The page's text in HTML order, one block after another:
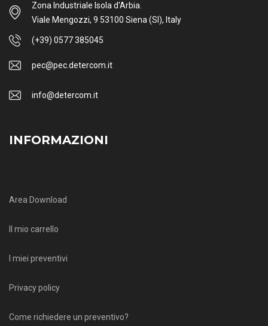
Zona Industriale Isola d'Arbia.
Viale Mengozzi, 9 53100 Siena (SI), Italy
(+39) 0577 385045
pec@pec.detercom.it
info@detercom.it
INFORMAZIONI
Area Download
Il mio carrello
I miei preventivi
Privacy policy
Come richiedere un preventivo?